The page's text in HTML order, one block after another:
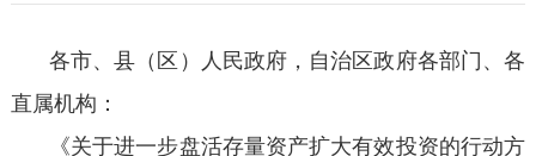
各市、县（区）人民政府，自治区政府各部门、各
直属机构：
《关于进一步盘活存量资产扩大有效投资的行动方